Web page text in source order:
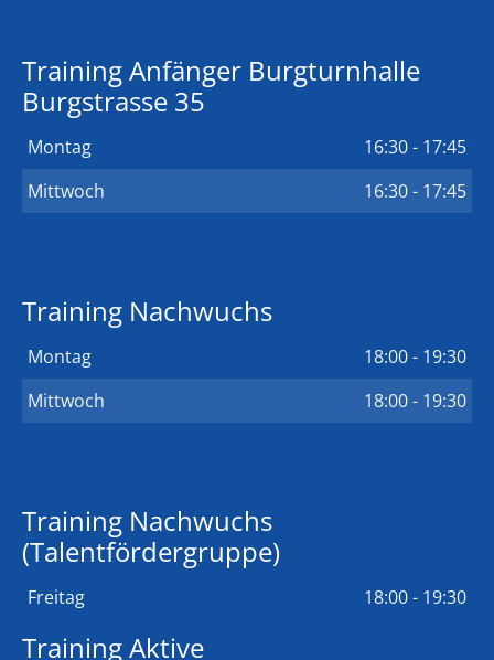
Training Anfänger Burgturnhalle
Burgstrasse 35
Montag
16:30 - 17:45
Mittwoch
16:30 - 17:45
Training Nachwuchs
Montag
18:00 - 19:30
Mittwoch
18:00 - 19:30
Training Nachwuchs
(Talentfördergruppe)
Freitag 18:00 - 19:30
Training Aktive